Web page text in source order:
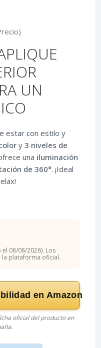
UN
estar con estilo y
y 3 niveles de
una iluminación
de 360°. ¡Ideal
08/08/2026). Los
la plataforma oficial.
en Amazon
oficial del producto en